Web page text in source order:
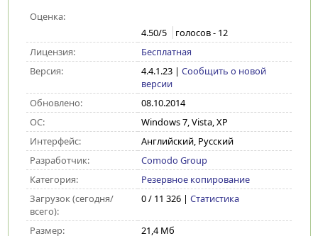
Оценка:
4.50/5 голосов - 12
Лицензия:
Бесплатная
Версия:
4.4.1.23| Сообщить о новой
версии
Обновлено:
08.10.2014
ОС:
Windows 7, Vista, XP
Интерфейс:
Английский, Русский
Разработчик:
Comodo Group
Категория:
Резервное копирование
Загрузок (сегодня/
всего):
0 / 11 326 | Статистика
Размер: 21,4 Мб